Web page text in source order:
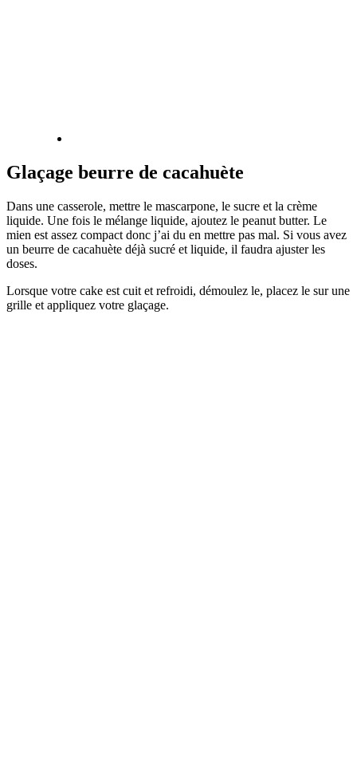
Glaçage beurre de cacahuète
Dans une casserole, mettre le mascarpone, le sucre et la crème
liquide. Une fois le mélange liquide, ajoutez le peanut butter. Le
mien est assez compact donc j’ai du en mettre pas mal. Si vous avez
un beurre de cacahuète déjà sucré et liquide, il faudra ajuster les
doses.
Lorsque votre cake est cuit et refroidi, démoulez le, placez le sur une
grille et appliquez votre glaçage.